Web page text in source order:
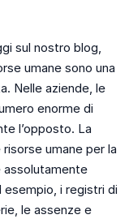
sul nostro blog,
umane sono una
Nelle aziende, le
enorme di
l’opposto. La
umane per la
assolutamente
i registri di
le assenze e